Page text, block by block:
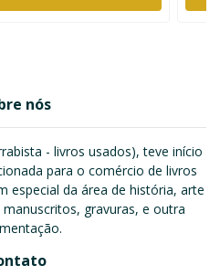
nós
- livros usados), teve início
para o comércio de livros
especial da área de história, arte
gravuras, e outra